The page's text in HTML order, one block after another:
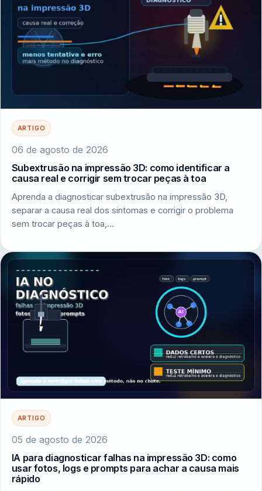
ARTIGO
06 de agosto de 2026
Subextrusão na impressão 3D: como identificar a
causa real e corrigir sem trocar peças à toa
Aprenda a diagnosticar subextrusão na impressão 3D,
separar a causa real dos sintomas e corrigir o problema
sem trocar peças à toa,…
ARTIGO
05 de agosto de 2026
IA para diagnosticar falhas na impressão 3D: como
usar fotos, logs e prompts para achar a causa mais
rápido